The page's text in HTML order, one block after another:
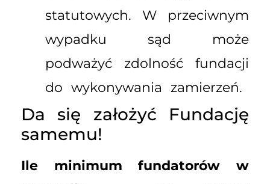
statutowych. W przeciwnym
wypadku sąd może
podważyć zdolność fundacji
do wykonywania zamierzeń.
Da się założyć Fundację
samemu!
Ile minimum fundatorów w